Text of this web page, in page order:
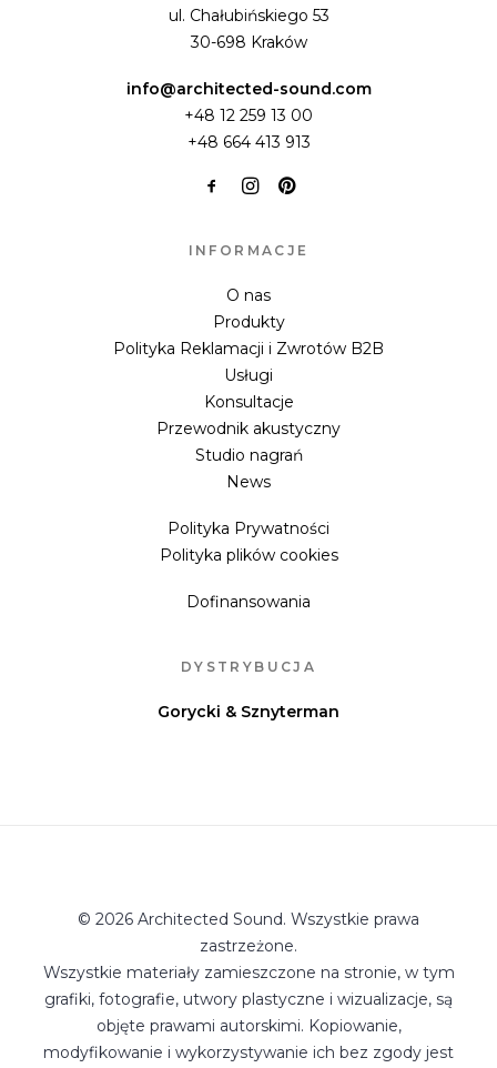
ul. Chałubińskiego 53
30-698 Kraków
info@architected-sound.com
+48 12 259 13 00
+48 664 413 913
INFORMACJE
O nas
Produkty
Polityka Reklamacji i Zwrotów B2B
Usługi
Konsultacje
Przewodnik akustyczny
Studio nagrań
News
Polityka Prywatności
Polityka plików cookies
Dofinansowania
DYSTRYBUCJA
Gorycki & Sznyterman
© 2026 Architected Sound. Wszystkie prawa
zastrzeżone.
Wszystkie materiały zamieszczone na stronie, w tym
grafiki, fotografie, utwory plastyczne i wizualizacje, są
objęte prawami autorskimi. Kopiowanie,
modyfikowanie i wykorzystywanie ich bez zgody jest